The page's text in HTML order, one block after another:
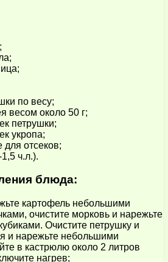
по весу;
весом около 50 г;
петрушки;
укропа;
отсеков;
ч.л.).
блюда:
картофель небольшими
очистите морковь и нарежьте
Очистите петрушку и
и нарежьте небольшими
в кастрюлю около 2 литров
нагрев;